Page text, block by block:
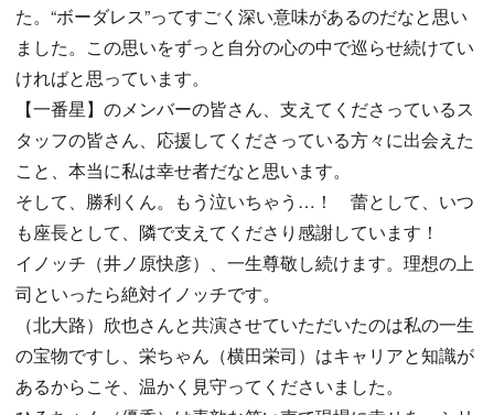
た。“ボーダレス”ってすごく深い意味があるのだなと思い
ました。この思いをずっと自分の心の中で巡らせ続けてい
ければと思っています。
【一番星】のメンバーの皆さん、支えてくださっているス
タッフの皆さん、応援してくださっている方々に出会えた
こと、本当に私は幸せ者だなと思います。
そして、勝利くん。もう泣いちゃう…！ 蕾として、いつ
も座長として、隣で支えてくださり感謝しています！
イノッチ（井ノ原快彦）、一生尊敬し続けます。理想の上
司といったら絶対イノッチです。
（北大路）欣也さんと共演させていただいたのは私の一生
の宝物ですし、栄ちゃん（横田栄司）はキャリアと知識が
あるからこそ、温かく見守ってくださいました。